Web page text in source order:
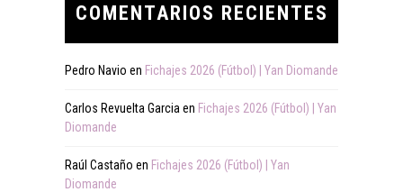
COMENTARIOS RECIENTES
Pedro Navio en Fichajes 2026 (Fútbol) | Yan Diomande
Carlos Revuelta Garcia en Fichajes 2026 (Fútbol) | Yan
Diomande
Raúl Castaño en Fichajes 2026 (Fútbol) | Yan
Diomande